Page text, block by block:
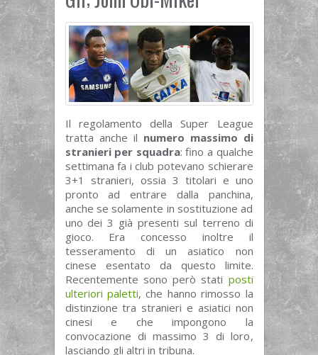
Il regolamento della Super League
tratta anche il numero massimo di
stranieri per squadra: fino a qualche
settimana fa i club potevano schierare
3+1 stranieri, ossia 3 titolari e uno
pronto ad entrare dalla panchina,
anche se solamente in sostituzione ad
uno dei 3 già presenti sul terreno di
gioco. Era concesso inoltre il
tesseramento di un asiatico non
cinese esentato da questo limite.
Recentemente sono però stati posti
ulteriori paletti, che hanno rimosso la
distinzione tra stranieri e asiatici non
cinesi e che impongono la
convocazione di massimo 3 di loro,
lasciando gli altri in tribuna.